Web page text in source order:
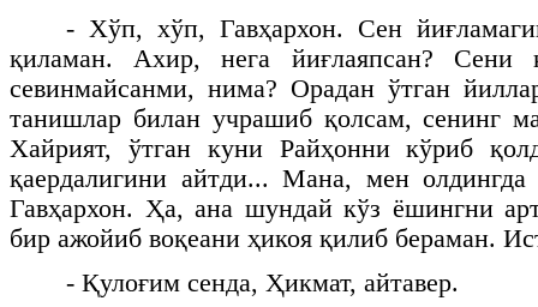
- Хўп, хўп, Гавҳархон. Сен
қиламан. Ахир, нега йиғлаяпсан? Сени
севинмайсанми, нима? Орадан ўтган
танишлар билан учрашиб қолсам, сенинг
Хайрият, ўтган куни Райҳонни кўриб
қаердалигини айтди... Мана, мен
Гавҳархон. Ҳа, ана шундай кўз ёшингни
бир ажойиб воқеани ҳикоя қилиб бераман.
- Қулоғим сенда, Ҳикмат, айтавер.